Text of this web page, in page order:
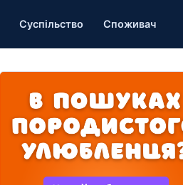
Суспільство Споживач